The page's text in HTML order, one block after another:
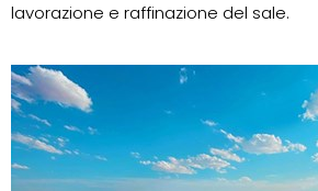
lavorazione e raffinazione del sale.